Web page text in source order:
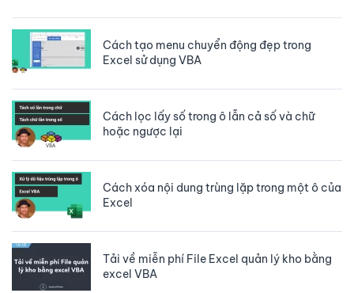
Cách tạo menu chuyển động đẹp trong
Excel sử dụng VBA
Cách lọc lấy số trong ô lẫn cả số và chữ
hoặc ngược lại
Cách xóa nội dung trùng lặp trong một ô của
Excel
Tải về miễn phí File Excel quản lý kho bằng
excel VBA